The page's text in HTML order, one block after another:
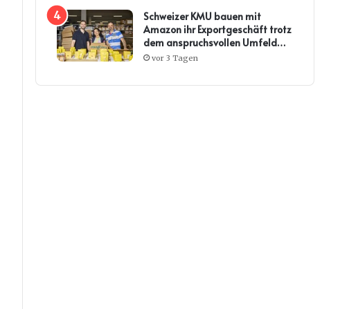
Schweizer KMU bauen mit
Amazon ihr Exportgeschäft trotz
dem anspruchsvollen Umfeld
weiter aus
vor 3 Tagen